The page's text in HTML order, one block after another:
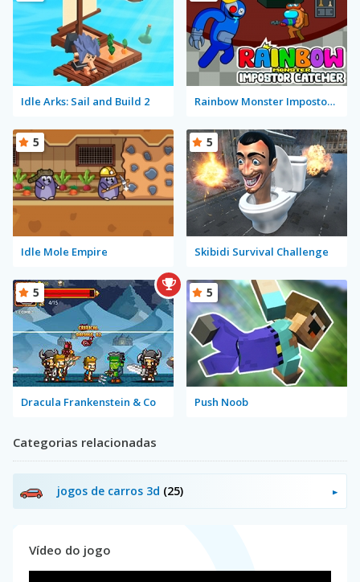
Idle Arks: Sail and Build 2 Rainbow Monster Impostor Catcher
Idle Mole Empire
5
Skibidi Survival Challenge
5
Dracula Frankenstein & Co
5
Push Noob
5
Categorias relacionadas
jogos de carros 3d (25)
Vídeo do jogo